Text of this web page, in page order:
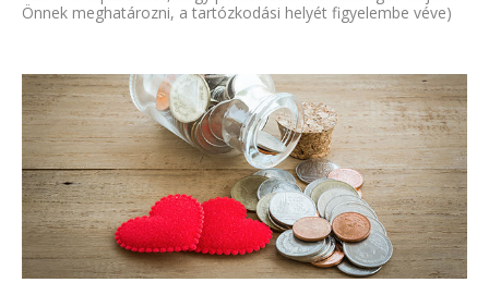
Önnek meghatározni, a tartózkodási helyét figyelembe véve)